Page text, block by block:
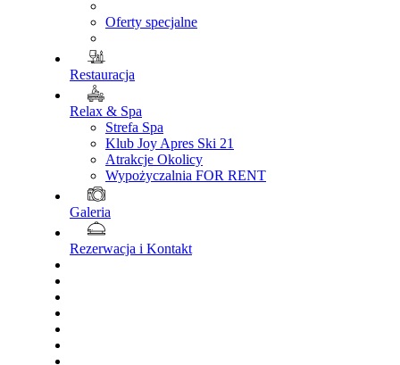
Oferty specjalne
Restauracja
Relax & Spa
Strefa Spa
Klub Joy Apres Ski 21
Atrakcje Okolicy
Wypożyczalnia FOR RENT
Galeria
Rezerwacja i Kontakt